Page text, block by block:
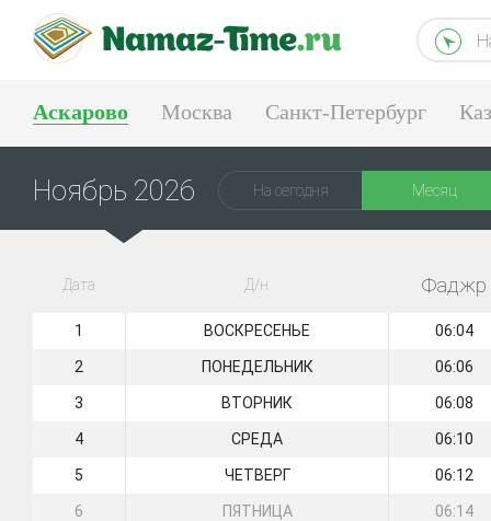
Аскарово Москва Санкт-Петербург
Ноябрь 2026 На сегодня Месяц
Дата Д/н Фаджр
1 ВОСКРЕСЕНЬЕ 06:04
2 ПОНЕДЕЛЬНИК 06:06
3 ВТОРНИК 06:08
4 СРЕДА 06:10
5 ЧЕТВЕРГ 06:12
6 ПЯТНИЦА 06:14